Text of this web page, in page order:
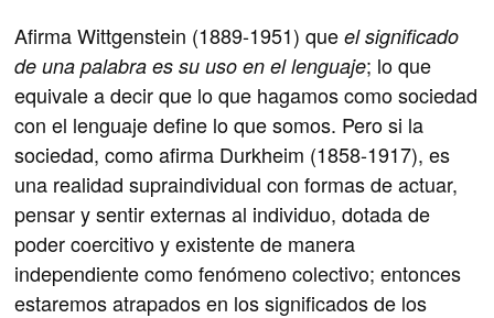
Afirma Wittgenstein (1889-1951) queel significado
de una palabra es su uso en el lenguaje; lo que
equivale a decir que lo que hagamos como sociedad
con el lenguaje define lo que somos. Pero si la
sociedad, como afirma Durkheim (1858-1917), es
una realidad supraindividual con formas de actuar,
pensar y sentir externas al individuo, dotada de
poder coercitivo y existente de manera
independiente como fenómeno colectivo; entonces
estaremos atrapados en los significados de los